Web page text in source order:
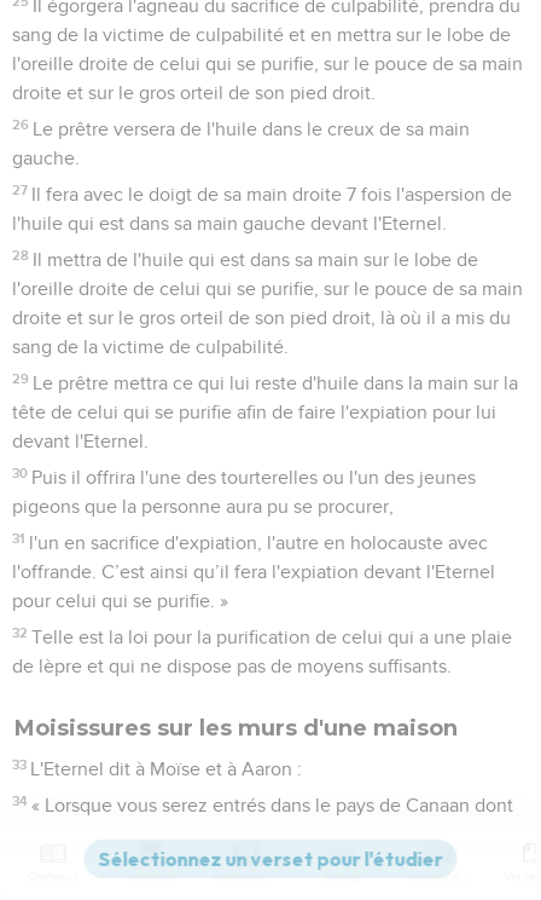
Il égorgera l'agneau du sacrifice de culpabilité, prendra du
sang de la victime de culpabilité et en mettra sur le lobe de
l'oreille droite de celui qui se purifie, sur le pouce de sa main
droite et sur le gros orteil de son pied droit.
26 Le prêtre versera de l'huile dans le creux de sa main
gauche.
27 Il fera avec le doigt de sa main droite 7 fois l'aspersion de
l'huile qui est dans sa main gauche devant l'Eternel.
28 Il mettra de l'huile qui est dans sa main sur le lobe de
l'oreille droite de celui qui se purifie, sur le pouce de sa main
droite et sur le gros orteil de son pied droit, là où il a mis du
sang de la victime de culpabilité.
29 Le prêtre mettra ce qui lui reste d'huile dans la main sur la
tête de celui qui se purifie afin de faire l'expiation pour lui
devant l'Eternel.
30 Puis il offrira l'une des tourterelles ou l'un des jeunes
pigeons que la personne aura pu se procurer,
31 l'un en sacrifice d'expiation, l'autre en holocauste avec
l'offrande. C’est ainsi qu’il fera l'expiation devant l'Eternel
pour celui qui se purifie. »
32 Telle est la loi pour la purification de celui qui a une plaie
de lèpre et qui ne dispose pas de moyens suffisants.
Moisissures sur les murs d'une maison
33 L'Eternel dit à Moïse et à Aaron :
34 « Lorsque vous serez entrés dans le pays de Canaan dont
une maison du pays que vous posséderez,
Versions Commentaires Strong